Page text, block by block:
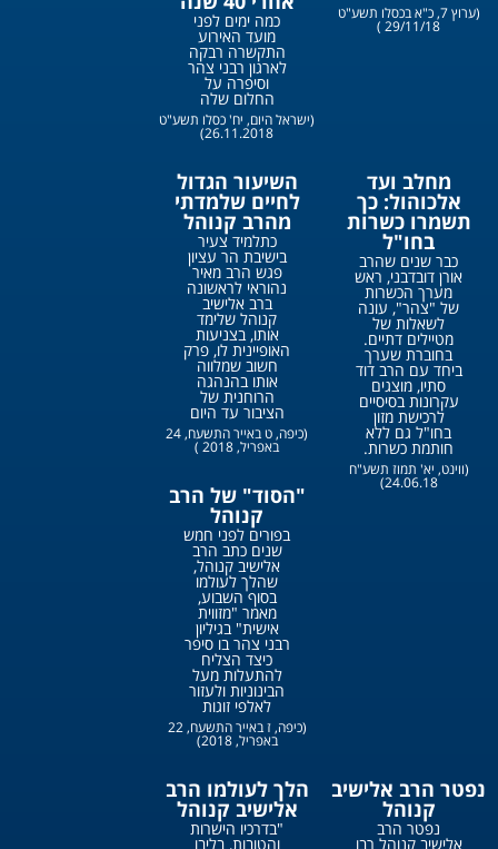
(ערוץ 7, כ"א בכסלו תשע"ט
29/11/18 ) כמה ימים לפני
מועד האירוע
התקשרה רבקה
לארגון רבני צהר
וסיפרה על
החלום שלה
(ישראל היום, יח' כסלו תשע"ט
26.11.2018)
מחלב ועד
אלכוהול: כך
תשמרו כשרות
בחו"ל
כבר שנים שהרב
אורן דובדבני, ראש
מערך הכשרות
של "צהר", עונה
לשאלות של
מטיילים דתיים.
בחוברת שערך
ביחד עם הרב דוד
סתיו, מוצגים
עקרונות בסיסיים
לרכישת מזון
בחו"ל גם ללא
חותמת כשרות.
(ווינט, יא' תמוז תשע"ח
24.06.18)
השיעור הגדול
לחיים שלמדתי
מהרב קנוהל
כתלמיד צעיר
בישיבת הר עציון
פגש הרב מאיר
נהוראי לראשונה
ברב אלישיב
קנוהל שלימד
אותו, בצניעות
האופיינית לו, פרק
חשוב שמלווה
אותו בהנהגה
הרוחנית של
הציבור עד היום
(כיפה, ט באייר התשעח, 24
באפריל, 2018 )
"הסוד" של הרב
קנוהל
בפורים לפני חמש
שנים כתב הרב
אלישיב קנוהל,
שהלך לעולמו
בסוף השבוע,
מאמר "מזווית
אישית" בגיליון
רבני צהר בו סיפר
כיצד הצליח
להתעלות מעל
הבינוניות ולעזור
לאלפי זוגות
(כיפה, ז באייר התשעח, 22
באפריל, 2018)
נפטר הרב אלישיב
קנוהל
נפטר הרב
אלישיב קנוהל רבו
הלך לעולמו הרב
אלישיב קנוהל
"בדרכיו הישרות
והטובות, בליבו